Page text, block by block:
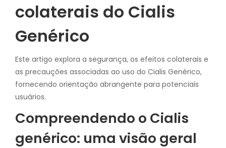
colaterais do Cialis
Genérico
Este artigo explora a segurança, os efeitos colaterais e
as precauções associadas ao uso do Cialis Genérico,
fornecendo orientação abrangente para potenciais
usuários.
Compreendendo o Cialis
genérico: uma visão geral